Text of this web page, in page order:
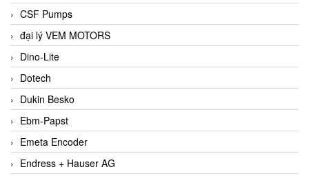
CSF Pumps
đại lý VEM MOTORS
Dino-Lite
Dotech
Dukin Besko
Ebm-Papst
Emeta Encoder
Endress + Hauser AG